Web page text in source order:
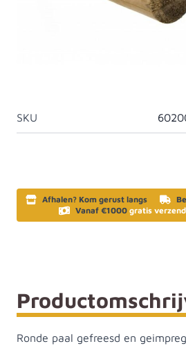
Productdetails
SKU
Afhalen? Kom gerust langs
Vanaf €1000 gratis
Ronde paal gefreesd en